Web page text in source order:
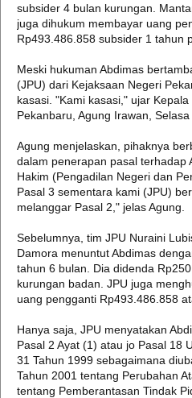
subsider 4 bulan kurungan.
juga dihukum membayar uang
Rp493.486.858 subsider 1 tahun
Meski hukuman Abdimas
(JPU) dari Kejaksaan Negeri
kasasi. "Kami kasasi," ujar
Pekanbaru, Agung Irawan, Selasa
Agung menjelaskan, pihaknya
dalam penerapan pasal terhadap
Hakim (Pengadilan Negeri dan
Pasal 3 sementara kami (JPU)
melanggar Pasal 2," jelas Agung.
Sebelumnya, tim JPU Nuraini
Damora menuntut Abdimas
tahun 6 bulan. Dia didenda
kurungan badan. JPU juga
uang pengganti Rp493.486.858
Hanya saja, JPU menyatakan
Pasal 2 Ayat (1) atau jo Pasal 18
31 Tahun 1999 sebagaimana
Tahun 2001 tentang Perubahan
tentang Pemberantasan Tindak